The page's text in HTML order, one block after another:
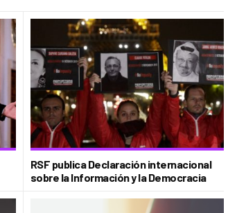
RSF publica Declaración internacional
sobre la Información y la Democracia